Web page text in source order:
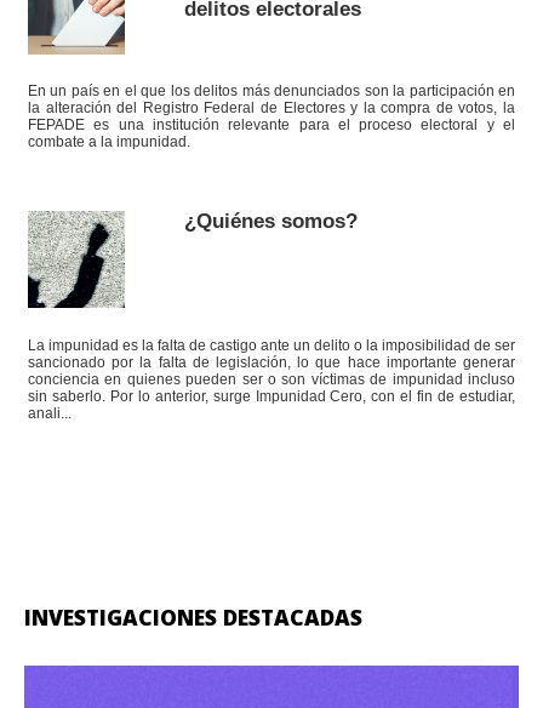
delitos electorales
En un país en el que los delitos más denunciados son la participación en
la alteración del Registro Federal de Electores y la compra de votos, la
FEPADE es una institución relevante para el proceso electoral y el
combate a la impunidad.
¿Quiénes somos?
La impunidad es la falta de castigo ante un delito o la imposibilidad de ser
sancionado por la falta de legislación, lo que hace importante generar
conciencia en quienes pueden ser o son víctimas de impunidad incluso
sin saberlo. Por lo anterior, surge Impunidad Cero, con el fin de estudiar,
anali...
INVESTIGACIONES DESTACADAS